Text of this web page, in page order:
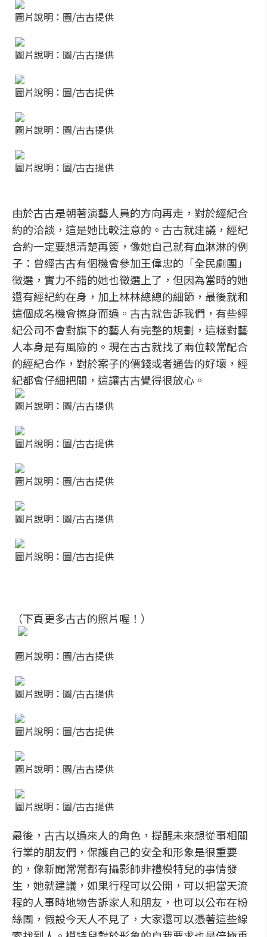
圖片說明：圖/古古提供
圖片說明：圖/古古提供
圖片說明：圖/古古提供
圖片說明：圖/古古提供
圖片說明：圖/古古提供
由於古古是朝著演藝人員的方向再走，對於經紀合
約的洽談，這是她比較注意的。古古就建議，經紀
合約一定要想清楚再簽，像她自己就有血淋淋的例
子：曾經古古有個機會參加王偉忠的「全民劇團」
徵選，實力不錯的她也徵選上了，但因為當時的她
還有經紀約在身，加上林林總總的細節，最後就和
這個成名機會擦身而過。古古就告訴我們，有些經
紀公司不會對旗下的藝人有完整的規劃，這樣對藝
人本身是有風險的。現在古古就找了兩位較常配合
的經紀合作，對於案子的價錢或者通告的好壞，經
紀都會仔細把關，這讓古古覺得很放心。
圖片說明：圖/古古提供
圖片說明：圖/古古提供
圖片說明：圖/古古提供
圖片說明：圖/古古提供
圖片說明：圖/古古提供
（下頁更多古古的照片喔！）
圖片說明：圖/古古提供
圖片說明：圖/古古提供
圖片說明：圖/古古提供
圖片說明：圖/古古提供
圖片說明：圖/古古提供
最後，古古以過來人的角色，提醒未來想從事相關
行業的朋友們，保護自己的安全和形象是很重要
的，像新聞常常都有攝影師非禮模特兒的事情發
生，她就建議，如果行程可以公開，可以把當天流
程的人事時地物告訴家人和朋友，也可以公布在粉
絲團，假設今天人不見了，大家還可以憑著這些線